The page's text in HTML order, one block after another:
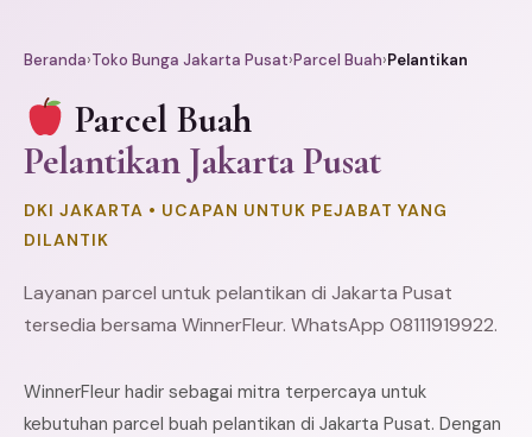
Beranda›Toko Bunga Jakarta Pusat›Parcel Buah›Pelantikan
Parcel Buah
Pelantikan Jakarta Pusat
DKI JAKARTA • UCAPAN UNTUK PEJABAT YANG
DILANTIK
Layanan parcel untuk pelantikan di Jakarta Pusat
tersedia bersama WinnerFleur. WhatsApp 08111919922.
WinnerFleur hadir sebagai mitra terpercaya untuk
kebutuhan parcel buah pelantikan di Jakarta Pusat. Dengan